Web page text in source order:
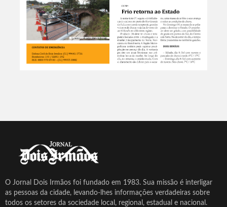
O Jornal Dois Irmãos foi fundado em 1983. Sua missão é interligar
as pessoas da cidade, levando-lhes informações verdadeiras sobre
todos os setores da sociedade local, regional, estadual e nacional.